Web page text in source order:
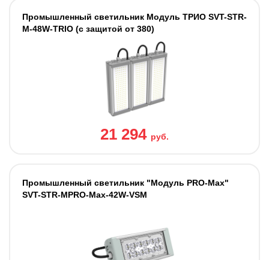
Промышленный светильник Модуль ТРИО SVT-STR-
M-48W-TRIO (с защитой от 380)
21 294 руб.
Промышленный светильник "Модуль PRO-Max"
SVT-STR-MPRO-Max-42W-VSM